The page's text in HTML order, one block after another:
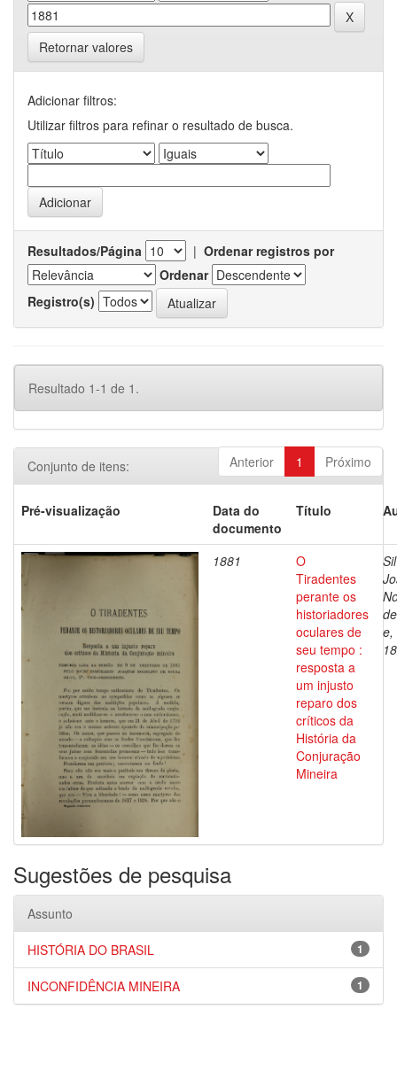
Retornar valores
Adicionar filtros:
Utilizar filtros para refinar o resultado de busca.
Resultados/Página | Ordenar registros por
Ordenar
Registro(s)
Resultado 1-1 de 1.
Anterior 1 Próximo
Conjunto de itens:
Pré-visualização
Data do
documento
Título
1881
O
Tiradentes
perante os
historiadores
oculares de
seu tempo :
resposta a
um injusto
reparo dos
críticos da
História da
Conjuração
Mineira
e,
Sugestões de pesquisa
Assunto
1
HISTÓRIA DO BRASIL
1
INCONFIDÊNCIA MINEIRA